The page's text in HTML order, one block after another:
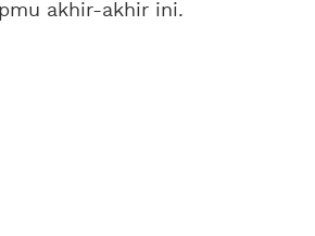
akhir-akhir ini.